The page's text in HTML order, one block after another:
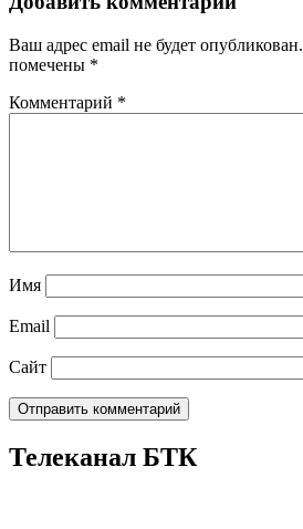
Ваш адрес email не будет опубликован.
помечены *
Комментарий *
Имя
Email
Сайт
Телеканал БТК